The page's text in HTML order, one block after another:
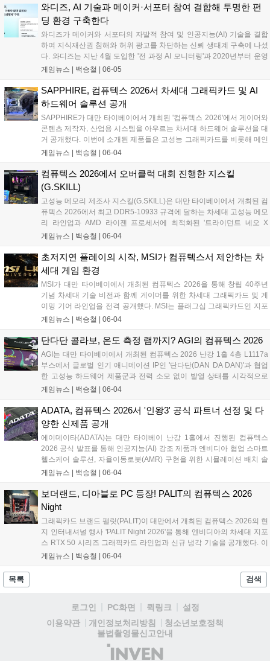
솔루션을 도입해 하이브리드 업무 환경에 맞춘 스마트 협업 환경을 구현
했다. 퍼시스의 '비즈니스 허브 강남'은 강남업무지구(GBD) 내 기업 고객
에게 실제 업무 환경 기반의 오피스 경험을 제공하는 실사용 기반 공간
이다. 퍼시스 직원들의 실제 근무 공간과 고객 체험 및 상담 공간으로 운
영되어, 방문 고객이 로지텍의 화상회의 솔루션이 적용된 업무 환경을
직접 확인하고 자사에 적합한 구축 방향을 검토할 수 있도록 했다....
와디즈, AI 기술과 메이커·서포터 참여 결합해 투명한 펀
딩 환경 구축한다
와디즈가 메이커와 서포터의 자발적 참여 및 인공지능(AI) 기술을 결합
하여 지식재산권 침해와 허위 광고를 차단하는 신뢰 생태계 구축에 나섰
다. 와디즈는 지난 4월 도입한 '전 과정 AI 모니터링'과 2020년부터 운영
해 온 이용자 신고하기 기능을 연계해 기술적 탐지가 어려운 이미지 무
있다. 이번 시스템 고도화를 통해 창작자의 독창적인 아이디어가 무단
도용되는 피해를 예방하고, 플랫폼 운영의 투명성을 한층 높일 전망이
다....
게임뉴스 | 백승철 | 06-05
SAPPHIRE, 컴퓨텍스 2026서 차세대 그래픽카드 및 AI
하드웨어 솔루션 공개
SAPPHIRE가 대만 타이베이에서 개최된 '컴퓨텍스 2026'에서 게이머와
콘텐츠 제작자, 산업용 시스템을 아우르는 차세대 하드웨어 솔루션을 대
거 공개했다. 이번에 소개된 제품들은 고성능 그래픽카드를 비롯해 메인
보드, 임베디드 플랫폼, AI 기반 솔루션 등으로 구성됐다. 특히 고사양 게
하는 독자적인 냉각 기술이 적용되었다....
게임뉴스 | 백승철 | 06-04
컴퓨텍스 2026에서 오버클럭 대회 진행한 지스킬
(G.SKILL)
고성능 메모리 제조사 지스킬(G.SKILL)은 대만 타이베이에서 개최된 컴
퓨텍스 2026에서 최고 DDR5-10933 규격에 달하는 차세대 고성능 메모
리 라인업과 AMD 라이젠 프로세서에 최적화된 '트라이던트 네오 X
RGB' 시리즈를 대거 공개했다. 지스킬은 난강 1홀 메인 부스에 '익스트
위한 메모리 오버클럭 대회를 진행했다. 브랜드의 오버클럭 기술 제고
방향성을 보여주는 이번 전시에서는 고사양 게임 환경과 극한의 연산 환
경을 겨냥한 다채로운 튜닝 PC 및 고성능 메모리가 구동되는 모습이 실
시간으로 시연됐다....
게임뉴스 | 백승철 | 06-04
초저지연 플레이의 시작, MSI가 컴퓨텍스서 제안하는 차
세대 게임 환경
MSI가 대만 타이베이에서 개최된 컴퓨텍스 2026을 통해 창립 40주년
기념 차세대 기술 비전과 함께 게이머를 위한 차세대 그래픽카드 및 게
이밍 기어 라인업을 전격 공개했다. MSI는 플래그십 그래픽카드인 지포
스 RTX 5090 32G 라이트닝 Z를 비롯해 초저지연 입력 환경을 지원하는
WiFi 7 게이밍 라우터 등을 선보이며 게임 플레이 환경 최적화를 위한 풀
스택 통합 역량을 입증했다....
게임뉴스 | 백승철 | 06-04
단다단 콜라보, 온도 측정 램까지? AGI의 컴퓨텍스 2026
AGI는 대만 타이베이에서 개최된 컴퓨텍스 2026 난강 1홀 4층 L1117a
부스에서 글로벌 인기 애니메이션 IP인 '단다단(DAN DA DAN)'과 협업
한 고성능 하드웨어 제품군과 전력 소모 없이 발열 상태를 시각적으로
확인할 수 있는 '큐 시리즈 서모크로믹 테크' 색상 감지 방열판 기술을 공
SSD 라인업은 게이머들의 시스템 로딩 속도 단축 및 안정적인 발열 제
어 환경을 제공할 것으로 기대된다....
게임뉴스 | 백승철 | 06-04
ADATA, 컴퓨텍스 2026서 '인왕3' 공식 파트너 선정 및 다
양한 신제품 공개
에이데이타(ADATA)는 대만 타이베이 난강 1홀에서 진행된 컴퓨텍스
2026 공식 발표를 통해 인공지능(AI) 강조 제품과 엔비디아 협업 스마트
헬스케어 솔루션, 자율이동로봇(AMR) 구현을 위한 시뮬레이션 배치 솔
루션을 전시했다. 이와 함께 게이머를 위한 하드웨어 브랜드 XPG의 고
하드웨어 신제품과 엔비디아 협업 솔루션을 대거 공개하며 XPG는 신작
게임 '인왕 3(NIOH 3)'의 공식 게이밍 파트너로서 고성능 게이밍 환경을
적극 지원하겠다는 포부를 밝혔다....
게임뉴스 | 백승철 | 06-04
보더랜드, 디아블로 PC 등장! PALIT의 컴퓨텍스 2026
Night
그래픽카드 브랜드 팰릿(PALIT)이 대만에서 개최된 컴퓨텍스 2026의 현
지 인터내셔널 행사 'PALIT Night 2026'을 통해 엔비디아의 차세대 지포
스 RTX 50 시리즈 그래픽카드 라인업과 신규 냉각 기술을 공개했다. 이
번 행사에서 PALIT은 게이머가 직접 외형을 편집할 수 있는 DIY 플랫폼
이크 디자인을 함께 선보이며 브랜드 비주얼 아이덴티티 리뉴얼을 선언
게임뉴스 | 백승철 | 06-04
목록 검색
로그인 PC화면 퀵링크
설정
이용약관
개인정보처리방침
청소년보호정책
불법촬영물신고안내
(주)